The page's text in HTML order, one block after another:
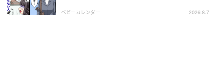
できることに集中するのが、満足感を高めるポイント
です。
ベビーカレンダー 2026.8.7